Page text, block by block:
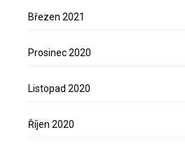
Březen 2021
Prosinec 2020
Listopad 2020
Říjen 2020